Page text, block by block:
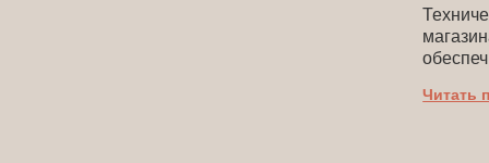
Читать